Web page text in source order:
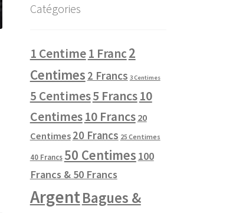
Catégories
1 Centime1 Franc2
Centimes 2 Francs 3 Centimes
5 Centimes5 Francs10
Centimes10 Francs 20
Centimes 20 Francs 25 Centimes
40 Francs 50 Centimes 100
Francs & 50 Francs
ArgentBagues &